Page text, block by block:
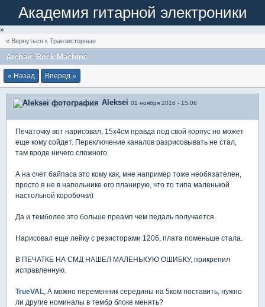
Академия гитарной электроники
»
« Вернуться к Транзисторные
Archaic Rock Machine
« Назад Вперед »
Aleksei 01 ноября 2016 - 15:06
Печаточку вот нарисовал, 15х4см правда под свой корпус но может
еще кому сойдет. Переключение каналов разрисовывать не стал,
там вроде ничего сложного.
А на счет байпаса это кому как, мне например тоже необязателен,
просто я не в напольнике его планирую, что то типа маленькой
настольной коробочки)
Да и темболее это больше преамп чем педаль получается.
Нарисовал еще лейку с резисторами 1206, плата поменьше стала.
В ПЕЧАТКЕ НА СМД НАШЕЛ МАЛЕНЬКУЮ ОШИБКУ, прикрепил
исправленную.
TrueVAL, А можно переменник середины на 5ком поставить, нужно
ли другие номиналы в тембр блоке менять?